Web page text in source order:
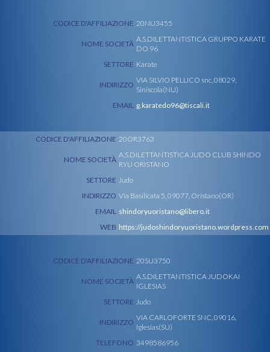
CODICE D'AFFILIAZIONE 20NU3455
NOME SOCIETÀ
A.S.DILETTANTISTICA GRUPPO KARATE
DO 96
SETTORE Karate
INDIRIZZO
VIA SILVIO PELLICO snc, 08029,
Siniscola(NU)
EMAIL g.karatedo96@tiscali.it
CODICE D'AFFILIAZIONE 20OR3763
NOME SOCIETÀ
A.S.DILETTANTISTICA JUDO CLUB SHINDO
RYU ORISTANO
SETTORE Judo
INDIRIZZO Via Basilicata 5, 09077, Oristano(OR)
EMAIL shindoryuoristano@libero.it
WEB https://judoshindoryuoristano.wordpress.com
CODICE D'AFFILIAZIONE 20SU3750
NOME SOCIETÀ
A.S.DILETTANTISTICA JUDOKAI
IGLESIAS
SETTORE Judo
INDIRIZZO
VIA CARLOFORTE SNC, 09016,
Iglesias(SU)
TELEFONO 3498586956